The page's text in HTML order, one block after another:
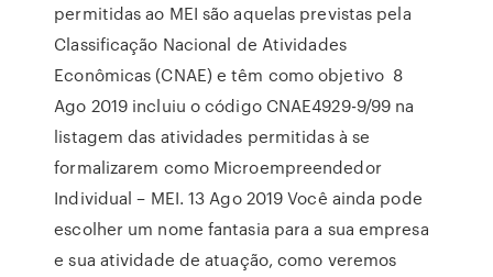
permitidas ao MEI são aquelas previstas pela
Classificação Nacional de Atividades
Econômicas (CNAE) e têm como objetivo 8
Ago 2019 incluiu o código CNAE4929-9/99 na
listagem das atividades permitidas à se
formalizarem como Microempreendedor
Individual – MEI. 13 Ago 2019 Você ainda pode
escolher um nome fantasia para a sua empresa
e sua atividade de atuação, como veremos